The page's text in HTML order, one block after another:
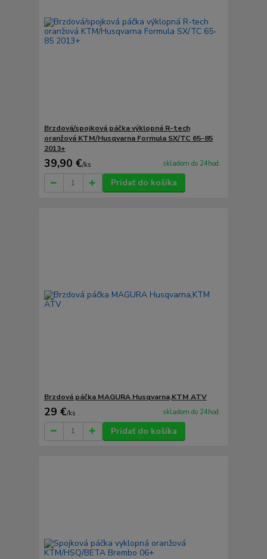
Brzdová/spojková páčka výklopná R-tech
oranžová KTM/Husqvarna Formula SX/TC 65-85
2013+
39,90 €/ks skladom do 24hod.
Pridať do košíka
Brzdová páčka MAGURA Husqvarna,KTM ATV
29 €/ks skladom do 24hod.
Pridať do košíka